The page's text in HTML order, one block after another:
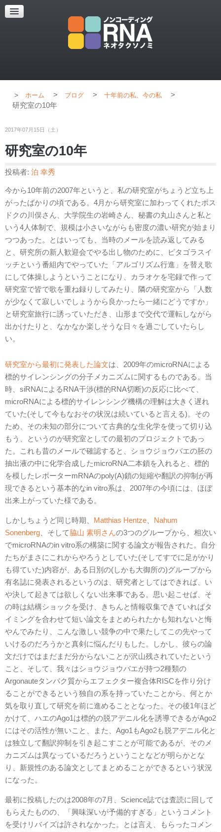
超解像顕微鏡
超解像顕微鏡の紹介
ホーム > ブログ > 十年前の私、今の私
>
研究室の10年
2017年07月15日（土）
研究室の10年
投稿者: 泊 幸秀
今から10年前の2007年というと、私の研究室がちょうど立ち上
がったばかりの頃である。4月から研究室に加わってくれたポス
ドクの川俣さん、大学院生の岩崎さん、秘書の丸山さんと私と
いう4人体制で、規模は小さいながらも密度の濃い研究が始まり
つつあった。とはいっても、当時のメールを読み返してみる
と、研究所の新人歓迎会でやる出し物のために、ピタゴラスイ
ッチという番組内でやっていた「アルゴリズム行進」を替え歌
にして体操しようということになり、カラオケを宅録で作って
研究室で皆で歌を重ね録りしてみたり、隣の研究室から「人数
が少なくて寂しいでしょうから良かったら一緒にどうですか」
と研究室旅行に誘っていただき、山形まで交代で運転しながら
出かけたりと、なかなか楽しそうな日々を過ごしていたらし
い。
研究室から最初に発表した論文は、2009年のmicroRNAによる
標的サイレンシングの分子メカニズムに関するものである。当
時、siRNAによるRNA干渉(標的RNA切断)の反応に比べて、
microRNAによる標的サイレンシング機構の理解は大きく遅れ
ていた(そして今もなおその状況は続いていると言える)。その
ため、その未知の部分について古典的な生化学を使って切り込
もう、というのが研究室としての最初のプロジェクトであっ
た。これも昔のメールで確認すると、ショウジョウバエの胚の
抽出液の中に化学合成したmicroRNA二本鎖を入れると、標的
を模したレポーターmRNAのpoly(A)鎖の短縮や翻訳の抑制が再
現できるという基本的なin vitro系は、2007年の今頃には、ほぼ
出来上がっていた様である。
しかしちょうど同じ時期、 Matthias Hentze
Nahum
Sonenberg 、そして脇山 素明さんの3つのグループから、相次い
でmicroRNAのin vitro系の構築に関する論文が報告された。自分
たちがまさにこれからやろうとしていた(そしてすでに足がかり
も得ていた)内容が、ある日別の(しかも大御所の)グループから
有名誌に発表されるというのは、研究者としてはできれば、い
や決して起きては欲しくない出来事である。思い起こせば、そ
の時は結構ショックを受け、きちんと情報収集できていればタ
イミングを合わせて短い論文をまとめられたかも知れないと悔
やんでみたり、こんな激しい競争の中で果たしてこの先やって
いけるのだろうかと真剣に悩んだりもした。しかし、彼らの論
文だけではまだまだ分からないことが沢山残されていたという
こと、そして、我々はショウジョウバエが持つ2種類の
Argonauteタンパク質からエフェクター複合体RISCを作り分け
ることができるという独自の系を持っていたことから、何とか
気を取り直して研究を前に進めることとなった。その後1年ほど
かけて、ハエのAgo1は標的の脱アデニル化を誘導できるがAgo2
にはその活性が無いこと、また、Ago1もAgo2も脱アデニル化と
は独立して翻訳抑制を引き起こすことが可能であるが、そのメ
カニズムは異なっているだろうということなどが明らかとな
り、新規性のある論文としてまとめることができるという状況
になった。
最初に投稿したのは2008年の7月、Science誌では査読に回して
もらえたものの、「興味深いが予備的すぎる」というコメント
を受けリバイズは許されなかった。とは言え、もらったコメン